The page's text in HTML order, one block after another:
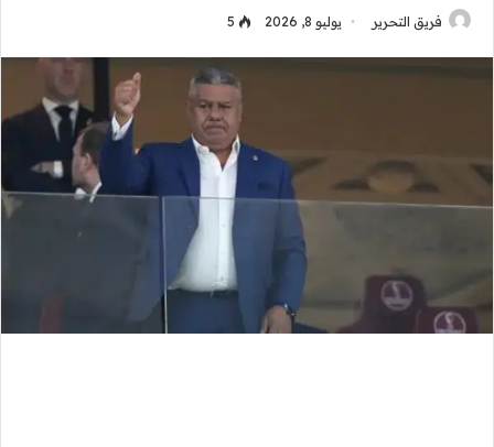
فريق التحرير يوليو 8, 2026 5